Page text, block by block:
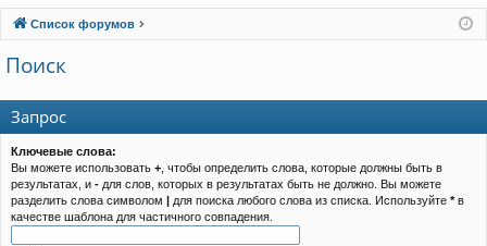
ы
лк
и
ру
м
ы
д
ис
тр
Список форумов
Поиск
Запрос
Ключевые слова:
Вы можете использовать + , чтобы определить слова, которые должны быть в
результатах, и - для слов, которых в результатах быть не должно. Вы можете
разделить слова символом | для поиска любого слова из списка. Используйте *в
качестве шаблона для частичного совпадения.